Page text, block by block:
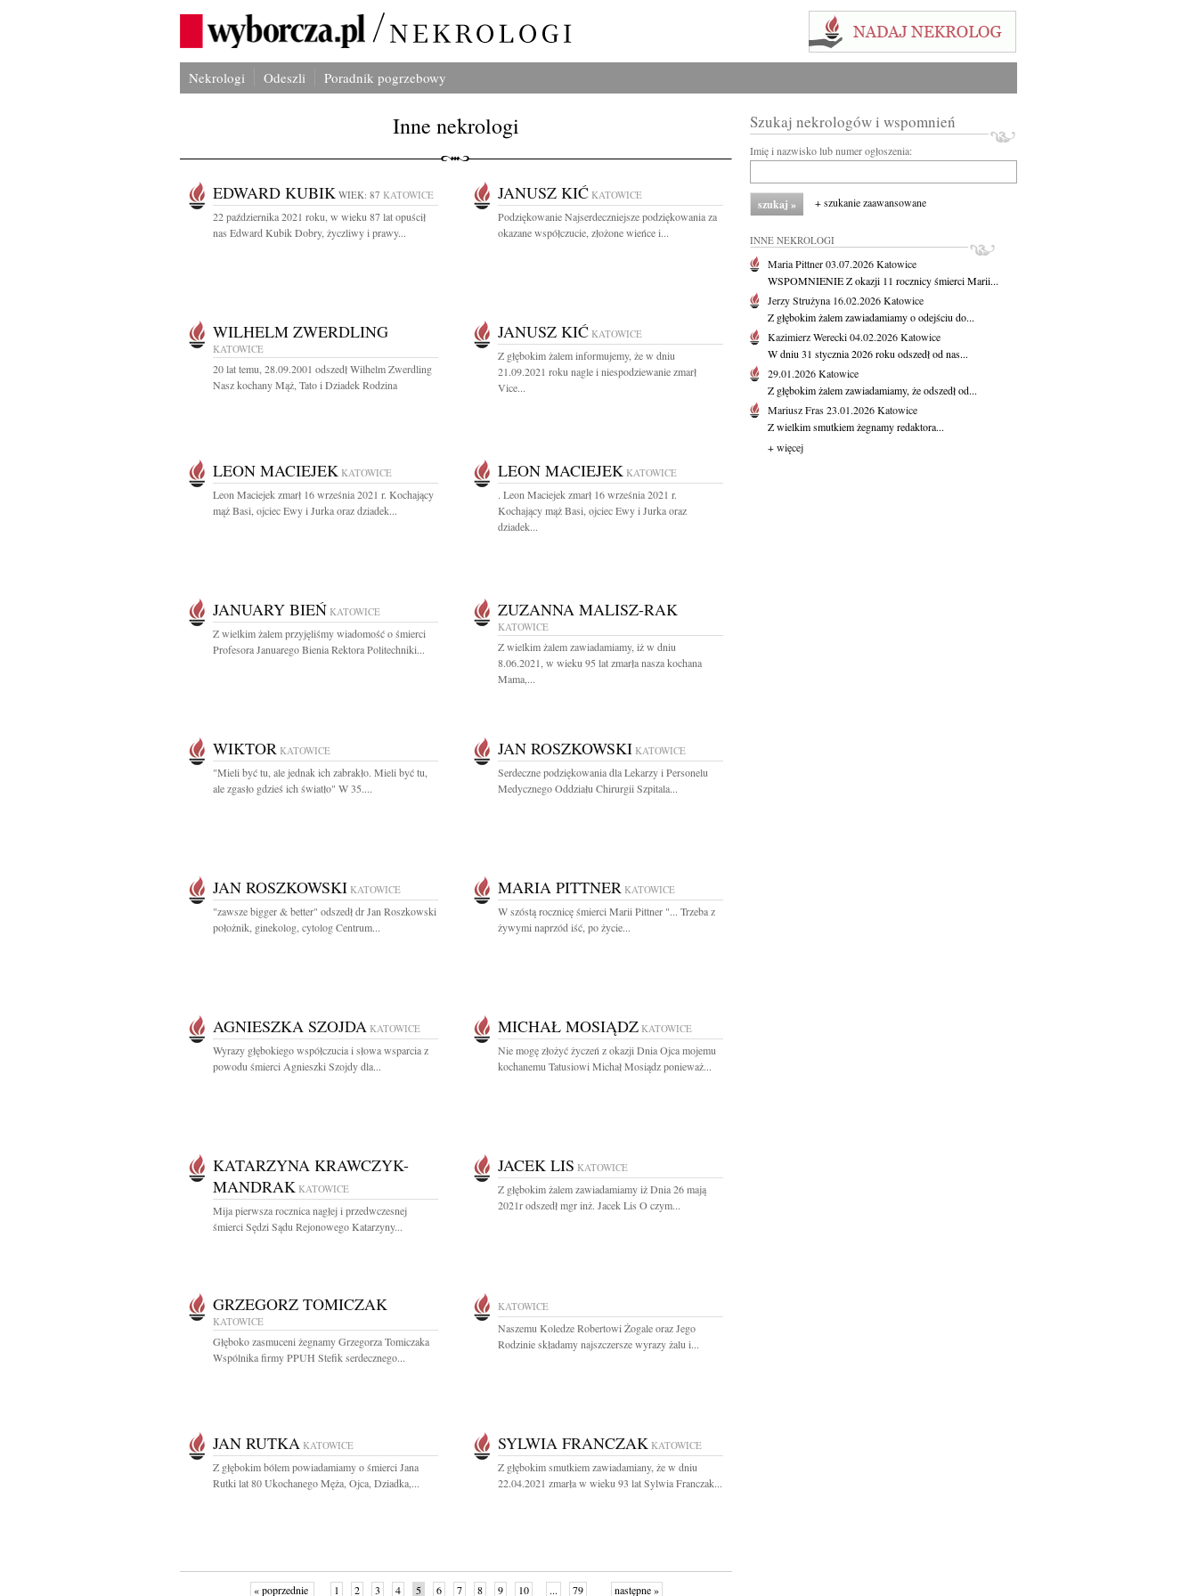
Nekrologi Odeszli Poradnik pogrzebowy
Inne nekrologi
EDWARD KUBIK WIEK: 87 KATOWICE
22 października 2021 roku, w wieku 87 lat opuścił
nas Edward Kubik Dobry, życzliwy i prawy...
JANUSZ KIĆ KATOWICE
Podziękowanie Najserdeczniejsze podziękowania za
okazane współczucie, złożone wieńce i...
WILHELM ZWERDLING
KATOWICE
20 lat temu, 28.09.2001 odszedł Wilhelm Zwerdling
Nasz kochany Mąż, Tato i Dziadek Rodzina
JANUSZ KIĆ KATOWICE
Z głębokim żalem informujemy, że w dniu
21.09.2021 roku nagle i niespodziewanie zmarł
Vice...
LEON MACIEJEK KATOWICE
Leon Maciejek zmarł 16 września 2021 r. Kochający
mąż Basi, ojciec Ewy i Jurka oraz dziadek...
LEON MACIEJEK KATOWICE
. Leon Maciejek zmarł 16 września 2021 r.
Kochający mąż Basi, ojciec Ewy i Jurka oraz
dziadek...
JANUARY BIEŃ KATOWICE
Z wielkim żalem przyjęliśmy wiadomość o śmierci
Profesora Januarego Bienia Rektora Politechniki...
ZUZANNA MALISZ-RAK
KATOWICE
Z wielkim żalem zawiadamiamy, iż w dniu
8.06.2021, w wieku 95 lat zmarła nasza kochana
Mama,...
WIKTOR KATOWICE
"Mieli być tu, ale jednak ich zabrakło. Mieli być tu,
ale zgasło gdzieś ich światło" W 35....
JAN ROSZKOWSKI KATOWICE
Serdeczne podziękowania dla Lekarzy i Personelu
Medycznego Oddziału Chirurgii Szpitala...
JAN ROSZKOWSKI KATOWICE
"zawsze bigger & better" odszedł dr Jan Roszkowski
położnik, ginekolog, cytolog Centrum...
MARIA PITTNER KATOWICE
W szóstą rocznicę śmierci Marii Pittner "... Trzeba z
żywymi naprzód iść, po życie...
AGNIESZKA SZOJDA KATOWICE
Wyrazy głębokiego współczucia i słowa wsparcia z
powodu śmierci Agnieszki Szojdy dla...
MICHAŁ MOSIĄDZ KATOWICE
Nie mogę złożyć życzeń z okazji Dnia Ojca mojemu
kochanemu Tatusiowi Michał Mosiądz ponieważ...
KATARZYNA KRAWCZYK-
MANDRAK KATOWICE
Mija pierwsza rocznica nagłej i przedwczesnej
śmierci Sędzi Sądu Rejonowego Katarzyny...
JACEK LIS KATOWICE
Z głębokim żalem zawiadamiamy iż Dnia 26 mają
2021r odszedł mgr inż. Jacek Lis O czym...
GRZEGORZ TOMICZAK
KATOWICE
Głęboko zasmuceni żegnamy Grzegorza Tomiczaka
Wspólnika firmy PPUH Stefik serdecznego...
KATOWICE
Naszemu Koledze Robertowi Żogale oraz Jego
Rodzinie składamy najszczersze wyrazy żalu i...
JAN RUTKA KATOWICE
Z głębokim bólem powiadamiamy o śmierci Jana
Rutki lat 80 Ukochanego Męża, Ojca, Dziadka,...
SYLWIA FRANCZAK KATOWICE
Z głębokim smutkiem zawiadamiany, że w dniu
22.04.2021 zmarła w wieku 93 lat Sylwia Franczak...
« poprzednie 1 2 3 4 5 6 7 8 9 10 ... 79 następne »
Szukaj nekrologów i wspomnień
Imię i nazwisko lub numer ogłoszenia:
+ szukanie zaawansowane
INNE NEKROLOGI
Maria Pittner03.07.2026Katowice
WSPOMNIENIE Z okazji 11 rocznicy śmierci Marii...
Jerzy Strużyna 16.02.2026Katowice
Z głębokim żalem zawiadamiamy o odejściu do...
Kazimierz Werecki04.02.2026Katowice
W dniu 31 stycznia 2026 roku odszedł od nas...
29.01.2026Katowice
Z głębokim żalem zawiadamiamy, że odszedł od...
Mariusz Fras23.01.2026Katowice
Z wielkim smutkiem żegnamy redaktora...
+ więcej